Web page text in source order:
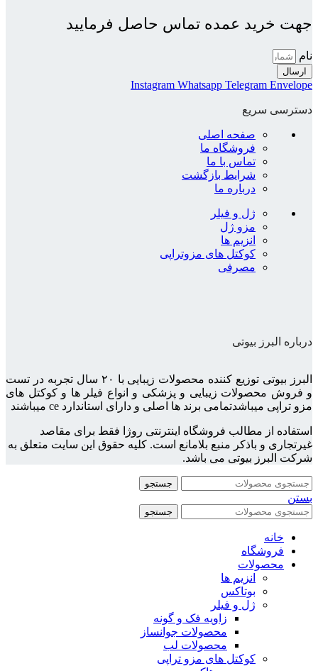
جهت خرید عمده تماس حاصل فرمایید
نام
ارسال
Instagram Whatsapp Telegram Envelope
دسترسی سریع
صفحه اصلی
فروشگاه ما
تماس با ما
شرایط بازگشت
درباره ما
ژل و فیلر
مزو ژل
انزیم ها
کوکتل های مزوتراپی
مصرفی
درباره البرز بیوتی
البرز بیوتی توزیع کننده محصولات زیبایی با ۲۰ سال تجربه در تست
و فروش محصولات زیبایی و پزشکی و انواع فیلر ها و کوکتل های
مزو تراپی میباشدتمامی برند ها اصلی و دارای استاندارد ce میباشند
استفاده از مطالب فروشگاه اینترنتی روژا فقط برای مقاصد
غیرتجاری و باذکر منبع بلامانع است. کلیه حقوق این سایت متعلق به
شرکت البرز بیوتی می باشد.
جستجو
بستن
جستجو
خانه
فروشگاه
محصولات
انزیم ها
بوتاکس
ژل و فیلر
زاویه فک و گونه
محصولات جوانساز
محصولات لب
کوکتل های مزو تراپی